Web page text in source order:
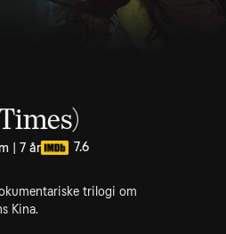
| 7 år 7.6
trilogi om
Kina.